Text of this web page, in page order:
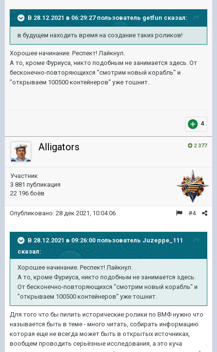
В 28.12.2021 в 06:29:27 пользователь getfun сказал:
в будущем находить время на создание таких роликов!
Хорошее начинание. Респект! Лайкнул.
А то, кроме Фуриуса, никто подобным не занимается здесь. От
бесконечно-повторяющихся "смотрим новый корабль" и
"открываем 100500 контейнеров" уже тошнит.
4
2 377
Alligators
Участник
3 881 публикация
22 196 боёв
#4
Опубликовано: 28 дек 2021, 10:04:06
В 28.12.2021 в 09:26:00 пользователь Juzeppe_111
сказал:
Хорошее начинание. Респект! Лайкнул.
А то, кроме Фуриуса, никто подобным не занимается здесь.
От бесконечно-повторяющихся "смотрим новый корабль" и
"открываем 100500 контейнеров" уже тошнит.
Для того что бы пилить исторические ролики по ВМФ нужно что
называется быть в теме - много читать, собирать информацию
которая еще не всегда может быть в открытых источниках,
вообщем проводить серьёзные исследования, а это куча